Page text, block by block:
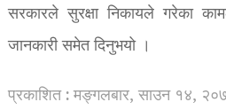
सरकारले सुरक्षा निकायले गरेका
जानकारी समेत दिनुभयो ।
प्रकाशित : मङ्गलबार, साउन १४,